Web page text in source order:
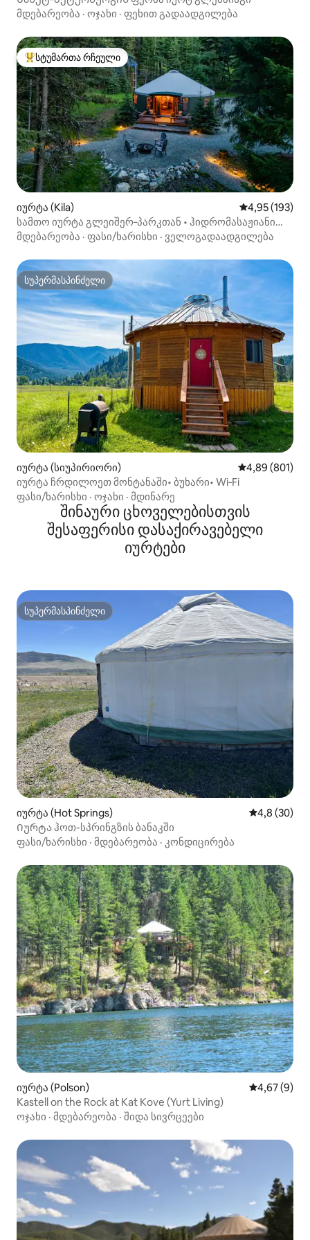
მდებარეობა · ოჯახი · ფეხით გადაადგილება
სტუმართა რჩეული მოწინავე ვარიანტი
სტუმართა რჩეული
იურტა (Kila) საშუალო
4,95 (193)
სამთო იურტა გლეიშერ‑პარკთან • ჰიდრომასაჟიანი
აუზი და კონდიციონერი
მდებარეობა · ფასი/ხარისხი · ველოგადაადგილება
სუპერმასპინძელი
სუპერმასპინძელი
იურტა (სიუპირიორი) საშუალო
4,89 (801)
იურტა ჩრდილოეთ მონტანაში• ბუხარი• Wi‑Fi
ფასი/ხარისხი · ოჯახი · მდინარე
შინაური ცხოველებისთვის
შესაფერისი დასაქირავებელი
იურტები
სუპერმასპინძელი
სუპერმასპინძელი
იურტა (Hot Springs) საშუალო
4,8 (30)
Იურტა ჰოთ-სპრინგზის ბანაკში
ფასი/ხარისხი · მდებარეობა · კონდიცირება
იურტა (Polson) საშუალო
4,67 (9)
Kastell on the Rock at Kat Kove (Yurt Living)
ოჯახი · მდებარეობა · შიდა სივრცეები